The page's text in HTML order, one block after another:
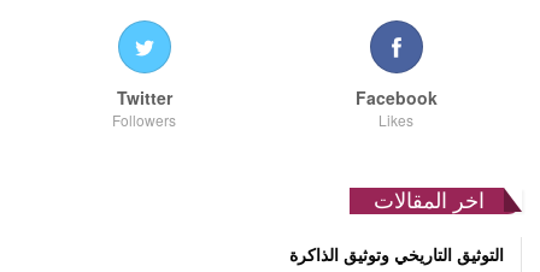
Facebook
Likes
Twitter
Followers
اخر المقالات
التوثيق التاريخي وتوثيق الذاكرة